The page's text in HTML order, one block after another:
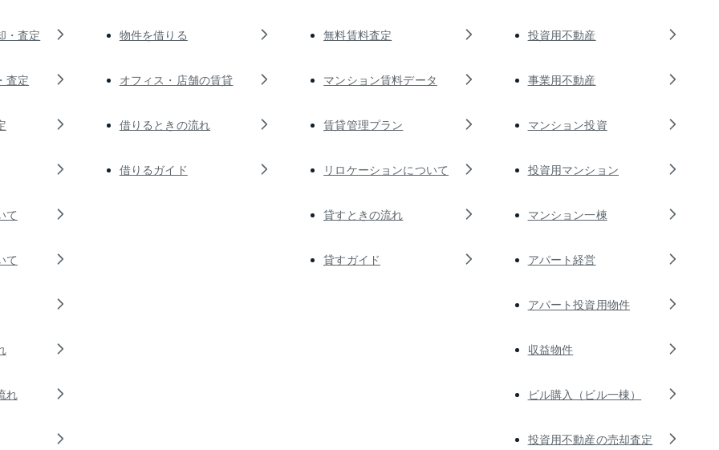
・査定
査定
て
て
れ
物件を借りる
オフィス・店舗の賃貸
借りるときの流れ
借りるガイド
無料賃料査定
マンション賃料データ
賃貸管理プラン
リロケーションについて
貸すときの流れ
貸すガイド
投資用不動産
事業用不動産
マンション投資
投資用マンション
マンション一棟
アパート経営
アパート投資用物件
収益物件
ビル購入（ビル一棟）
投資用不動産の売却査定